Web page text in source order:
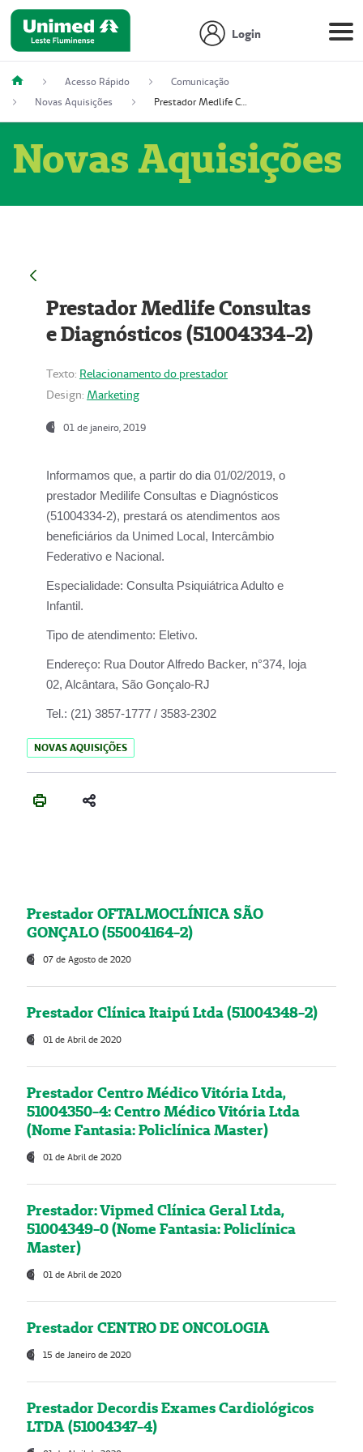
Login
Acesso Rápido
Comunicação
Novas Aquisições
Prestador Medlife Consultas e Diagnósticos (51004334-2)
Novas Aquisições
Prestador Medlife Consultas
e Diagnósticos (51004334-2)
Texto: Relacionamento do prestador
Design: Marketing
01 de janeiro, 2019
Informamos que, a partir do dia 01/02/2019, o
prestador Medilife Consultas e Diagnósticos
(51004334-2), prestará os atendimentos aos
beneficiários da Unimed Local, Intercâmbio
Federativo e Nacional.
Especialidade: Consulta Psiquiátrica Adulto e
Infantil.
Tipo de atendimento: Eletivo.
Endereço: Rua Doutor Alfredo Backer, n°374, loja
02, Alcântara, São Gonçalo-RJ
Tel.: (21) 3857-1777 / 3583-2302
NOVAS AQUISIÇÕES
Prestador OFTALMOCLÍNICA SÃO
GONÇALO (55004164-2)
07 de Agosto de 2020
Prestador Clínica Itaipú Ltda (51004348-2)
01 de Abril de 2020
Prestador Centro Médico Vitória Ltda,
51004350-4: Centro Médico Vitória Ltda
(Nome Fantasia: Policlínica Master)
01 de Abril de 2020
Prestador: Vipmed Clínica Geral Ltda,
51004349-0 (Nome Fantasia: Policlínica
Master)
01 de Abril de 2020
Prestador CENTRO DE ONCOLOGIA
15 de Janeiro de 2020
Prestador Decordis Exames Cardiológicos
LTDA (51004347-4)